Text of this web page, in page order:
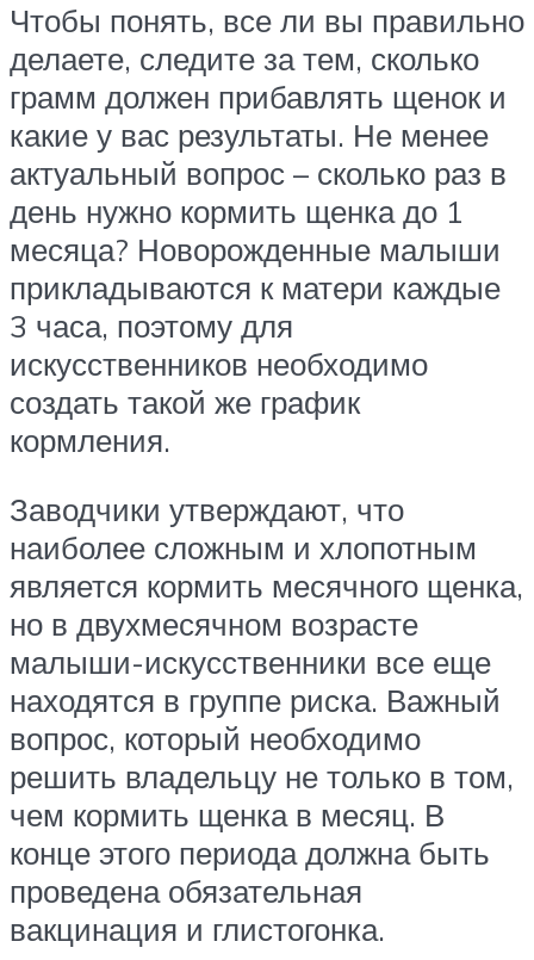
Чтобы понять, все ли вы правильно
делаете, следите за тем, сколько
грамм должен прибавлять щенок и
какие у вас результаты. Не менее
актуальный вопрос – сколько раз в
день нужно кормить щенка до 1
месяца? Новорожденные малыши
прикладываются к матери каждые
3 часа, поэтому для
искусственников необходимо
создать такой же график
кормления.
Заводчики утверждают, что
наиболее сложным и хлопотным
является кормить месячного щенка,
но в двухмесячном возрасте
малыши-искусственники все еще
находятся в группе риска. Важный
вопрос, который необходимо
решить владельцу не только в том,
чем кормить щенка в месяц. В
конце этого периода должна быть
проведена обязательная
вакцинация и глистогонка.